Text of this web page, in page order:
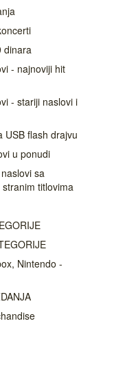
dinara
- najnoviji hit
- stariji naslovi i
USB flash drajvu
u ponudi
sa
titlovima
Nintendo -